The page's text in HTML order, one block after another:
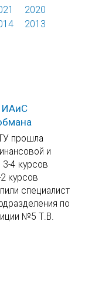
2020
2013
ИАиС
прошла
и
4 курсов
курсов
специалист
по
№5 Т.В.